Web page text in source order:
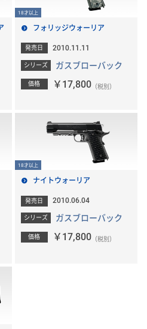
18才以上
フォリッジウォーリア
発売日 2010.11.11
シリーズ ガスブローバック
価格 ￥17,800（税別）
18才以上
ナイトウォーリア
発売日 2010.06.04
シリーズ ガスブローバック
価格 ￥17,800（税別）